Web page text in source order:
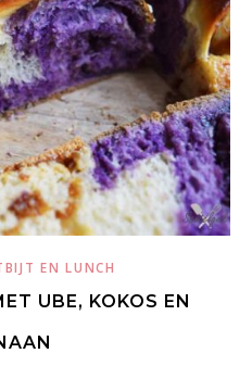
EN LUNCH
UBE, KOKOS EN